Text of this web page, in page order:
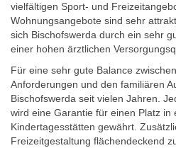
vielfältigen Sport- und
Wohnungsangebote sind sehr
sich Bischofswerda durch ein sehr
einer hohen ärztlichen
Für eine sehr gute Balance
Anforderungen und den familiären
Bischofswerda seit vielen Jahren.
wird eine Garantie für einen Platz in
Kindertagesstätten gewährt.
Freizeitgestaltung flächendeckend